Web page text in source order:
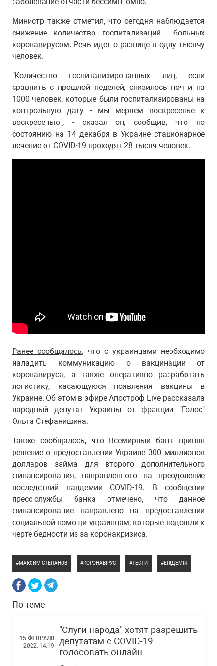
Министр также отметил, что сегодня наблюдается
снижение количество госпитализаций больных
коронавирусом. Речь идет о разнице в одну тысячу
человек.
"Количество госпитализированных лиц, если
сравнить с прошлой неделей, снизилось почти на
1000 человек, которые были госпитализированы на
контрольную дату - мы меряем воскресенье к
воскресенью", - сказал он, сообщив, что по
состоянию на 14 декабря в Украине стационарное
лечение от COVID-19 проходят 28 тысяч человек.
Ранее сообщалось, что с украинцами необходимо
наладить коммуникацию о вакцинации от
коронавируса, а также оперативно разработать
логистику, касающуюся появления вакцины в
Украине. Об этом в эфире Апостроф Live рассказала
народный депутат Украины от фракции "Голос"
Ольга Стефанишина.
Также сообщалось,что Всемирный банк принял
решение о предоставлении Украине 300 миллионов
долларов займа для второго дополнительного
финансирования, направленного на преодоление
последствий пандемии COVID-19. В сообщении
пресс-службы банка отмечено, что данное
финансирование направлено на предоставлении
социальной помощи украинцам, которые подошли к
черте бедности из-за коронакризиса.
МАКСИМ СТЕПАНОВ КОРОНАВІРУС ТЕСТИ ЕПІДЕМІЯ
По теме
15 ФЕВРАЛЯ
2022, 14:19
"Слуги народа" хотят разрешить
депутатам с COVID-19
голосовать онлайн